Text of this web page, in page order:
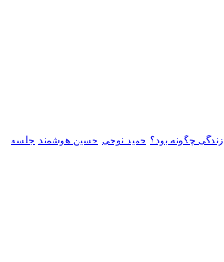
زندگی چگونه بود؟ حمید نوحی حسین هوشمند
جلسه